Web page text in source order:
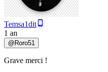
Temsa1dit
1 an
@ Roro51
Grave merci !